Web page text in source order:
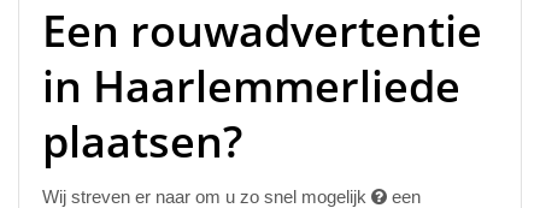
Een rouwadvertentie
in Haarlemmerliede
plaatsen?
Wij streven er naar om u zo snel mogelijk
een